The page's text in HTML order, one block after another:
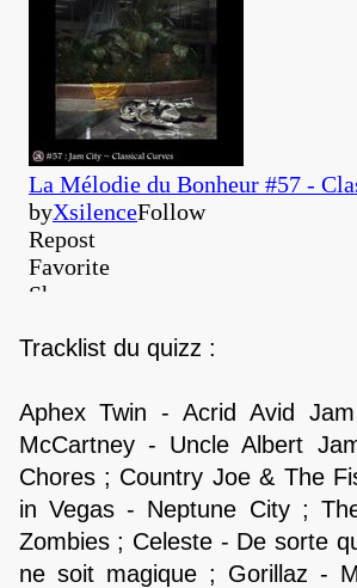
Tracklist du quizz :
Aphex Twin - Acrid Avid
McCartney - Uncle Albert
Chores ; Country Joe & The
in Vegas - Neptune City ;
Zombies ; Celeste - De sorte
ne soit magique ; Gorillaz -